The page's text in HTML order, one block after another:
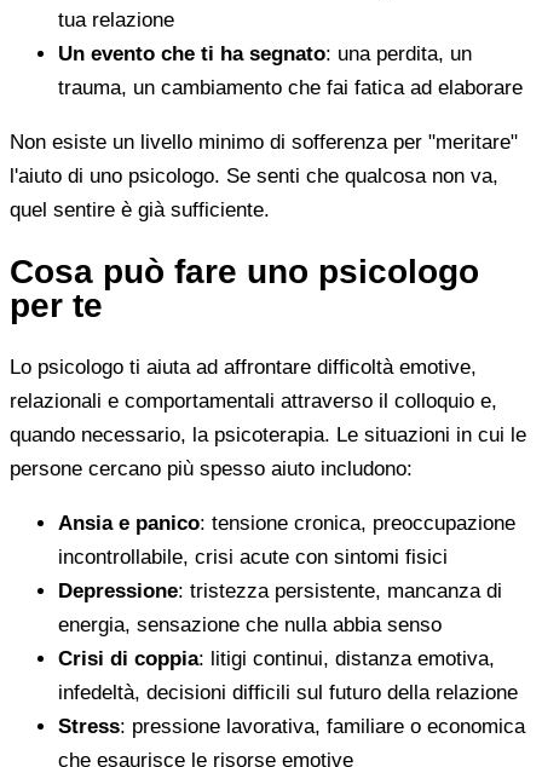
tua relazione
Un evento che ti ha segnato: una perdita, un
trauma, un cambiamento che fai fatica ad elaborare
Non esiste un livello minimo di sofferenza per "meritare"
l'aiuto di uno psicologo. Se senti che qualcosa non va,
quel sentire è già sufficiente.
Cosa può fare uno psicologo
per te
Lo psicologo ti aiuta ad affrontare difficoltà emotive,
relazionali e comportamentali attraverso il colloquio e,
quando necessario, la psicoterapia. Le situazioni in cui le
persone cercano più spesso aiuto includono:
Ansia e panico: tensione cronica, preoccupazione
incontrollabile, crisi acute con sintomi fisici
Depressione: tristezza persistente, mancanza di
energia, sensazione che nulla abbia senso
Crisi di coppia: litigi continui, distanza emotiva,
infedeltà, decisioni difficili sul futuro della relazione
Stress: pressione lavorativa, familiare o economica
che esaurisce le risorse emotive